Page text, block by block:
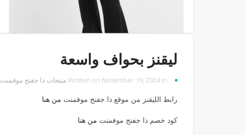
ليقنز بحواف واسعة
Written on November 19, 2024 in منتجات ذا جفنج موفمنت
رابط الليقنز من موقع ذا جفنج موفمنت من هنا
كود خصم ذا جفنج موفمنت من هنا